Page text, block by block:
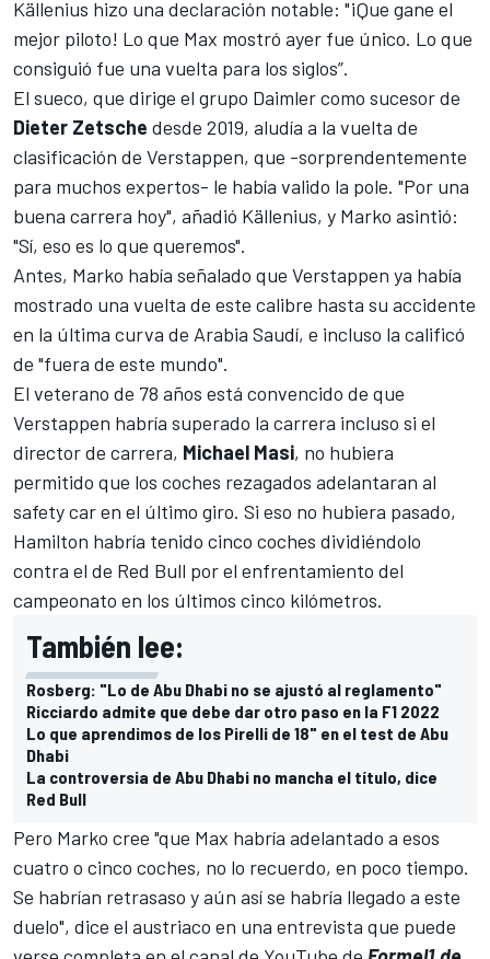
Källenius hizo una declaración notable: "¡Que gane el
mejor piloto! Lo que Max mostró ayer fue único. Lo que
consiguió fue una vuelta para los siglos”.
El sueco, que dirige el grupo Daimler como sucesor de
Dieter Zetsche desde 2019, aludía a la vuelta de
clasificación de Verstappen, que -sorprendentemente
para muchos expertos- le había valido la pole. "Por una
buena carrera hoy", añadió Källenius, y Marko asintió:
"Sí, eso es lo que queremos".
Antes, Marko había señalado que Verstappen ya había
mostrado una vuelta de este calibre hasta su accidente
en la última curva de Arabia Saudí, e incluso la calificó
de "fuera de este mundo".
El veterano de 78 años está convencido de que
Verstappen habría superado la carrera incluso si el
director de carrera, Michael Masi, no hubiera
permitido que los coches rezagados adelantaran al
safety car en el último giro. Si eso no hubiera pasado,
Hamilton habría tenido cinco coches dividiéndolo
contra el de Red Bull por el enfrentamiento del
campeonato en los últimos cinco kilómetros.
También lee:
Rosberg: "Lo de Abu Dhabi no se ajustó al reglamento"
Ricciardo admite que debe dar otro paso en la F1 2022
Lo que aprendimos de los Pirelli de 18" en el test de Abu
Dhabi
La controversia de Abu Dhabi no mancha el título, dice
Red Bull
Pero Marko cree "que Max habría adelantado a esos
cuatro o cinco coches, no lo recuerdo, en poco tiempo.
Se habrían retrasaso y aún así se habría llegado a este
duelo", dice el austriaco en una entrevista que puede